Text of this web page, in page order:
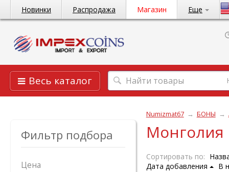
Новинки Распродажа Магазин Еще
Весь каталог
Фильтр подбора
Цена
Numizmat67 → БОНЫ →
Монголия
Сортировать по:
Дата добавления
В